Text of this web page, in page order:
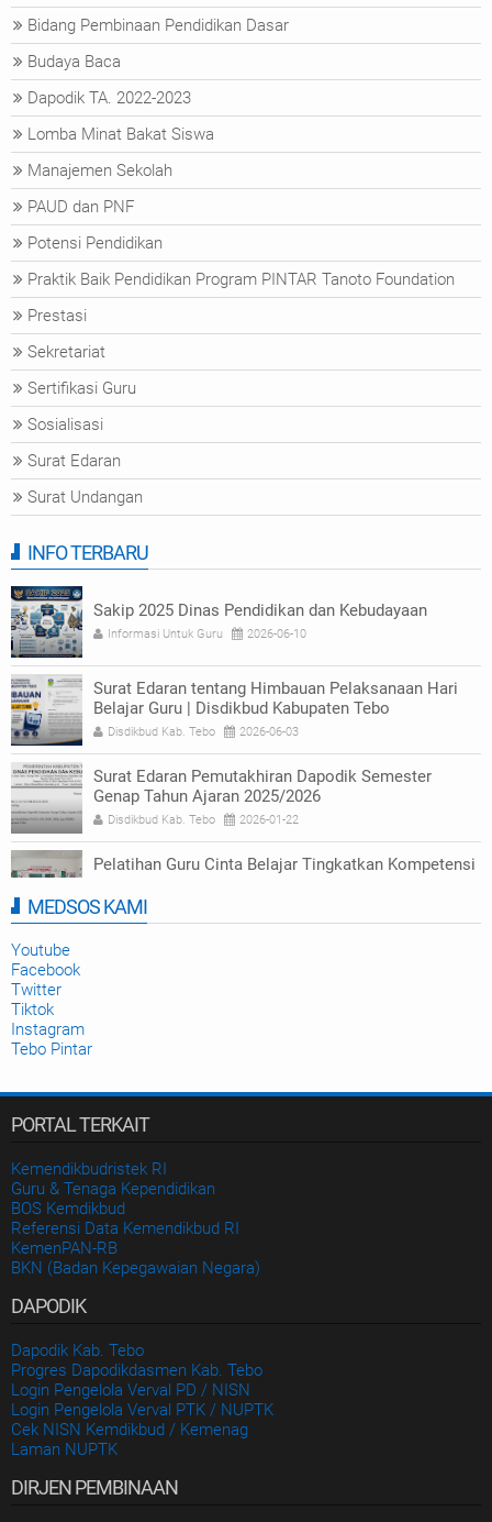
Bidang Pembinaan Pendidikan Dasar
Budaya Baca
Dapodik TA. 2022-2023
Lomba Minat Bakat Siswa
Manajemen Sekolah
PAUD dan PNF
Potensi Pendidikan
Praktik Baik Pendidikan Program PINTAR Tanoto Foundation
Prestasi
Sekretariat
Sertifikasi Guru
Sosialisasi
Surat Edaran
Surat Undangan
INFO TERBARU
Sakip 2025 Dinas Pendidikan dan Kebudayaan
Informasi Untuk Guru 2026-06-10
Surat Edaran tentang Himbauan Pelaksanaan Hari
Belajar Guru | Disdikbud Kabupaten Tebo
Disdikbud Kab. Tebo 2026-06-03
Surat Edaran Pemutakhiran Dapodik Semester
Genap Tahun Ajaran 2025/2026
Disdikbud Kab. Tebo 2026-01-22
Pelatihan Guru Cinta Belajar Tingkatkan Kompetensi
Disdikbud Kab. Tebo
MEDSOS KAMI
Youtube
Facebook
Twitter
Tiktok
Instagram
Tebo Pintar
PORTAL TERKAIT
Kemendikbudristek RI
Guru & Tenaga Kependidikan
BOS Kemdikbud
Referensi Data Kemendikbud RI
KemenPAN-RB
BKN (Badan Kepegawaian Negara)
DAPODIK
Dapodik Kab. Tebo
Progres Dapodikdasmen Kab. Tebo
Login Pengelola Verval PD / NISN
Login Pengelola Verval PTK / NUPTK
Cek NISN Kemdikbud / Kemenag
Laman NUPTK
DIRJEN PEMBINAAN